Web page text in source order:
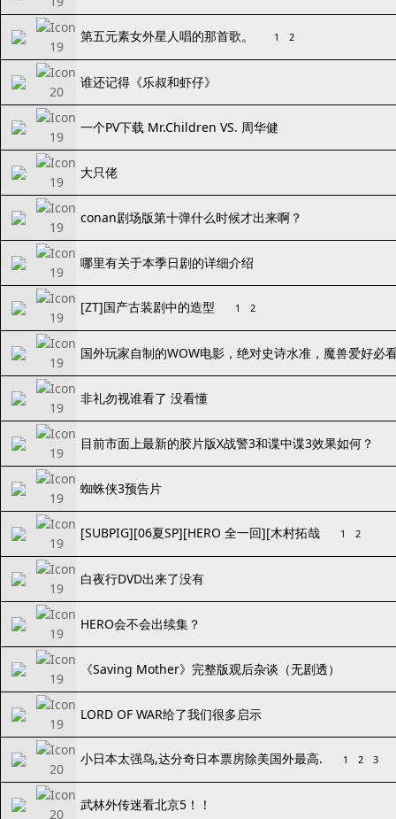
第五元素女外星人唱的那首歌。 1 2
谁还记得《乐叔和虾仔》
一个PV下载 Mr.Children VS. 周华健
大只佬
conan剧场版第十弹什么时候才出来啊？
哪里有关于本季日剧的详细介绍
[ZT]国产古装剧中的造型 1 2
国外玩家自制的WOW电影，绝对史诗水准，魔兽爱好必
非礼勿视谁看了 没看懂
目前市面上最新的胶片版X战警3和谍中谍3效果如何？
蜘蛛侠3预告片
[SUBPIG][06夏SP][HERO 全一回][木村拓哉 1 2
白夜行DVD出来了没有
HERO会不会出续集？
《Saving Mother》完整版观后杂谈（无剧透）
LORD OF WAR给了我们很多启示
小日本太强鸟,达分奇日本票房除美国外最高. 1 2 3
武林外传迷看北京5！！